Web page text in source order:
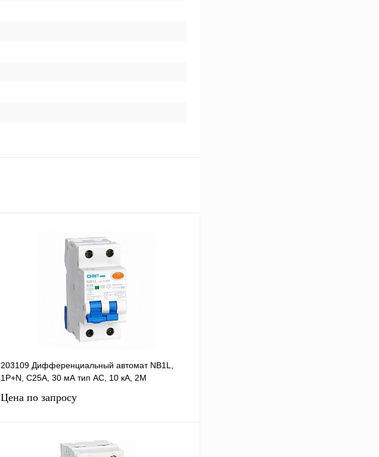
203109 Дифференциальный автомат NB1L,
1P+N, C25А, 30 мА тип AC, 10 кА, 2М
Цена по запросу
Запросить цену